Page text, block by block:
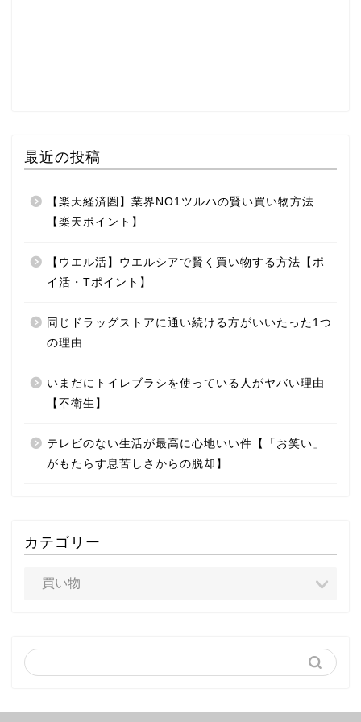
最近の投稿
【楽天経済圏】業界NO1ツルハの賢い買い物方法
【楽天ポイント】
【ウエル活】ウエルシアで賢く買い物する方法【ポ
イ活・Tポイント】
同じドラッグストアに通い続ける方がいいたった1つ
の理由
いまだにトイレブラシを使っている人がヤバい理由
【不衛生】
テレビのない生活が最高に心地いい件【「お笑い」
がもたらす息苦しさからの脱却】
カテゴリー